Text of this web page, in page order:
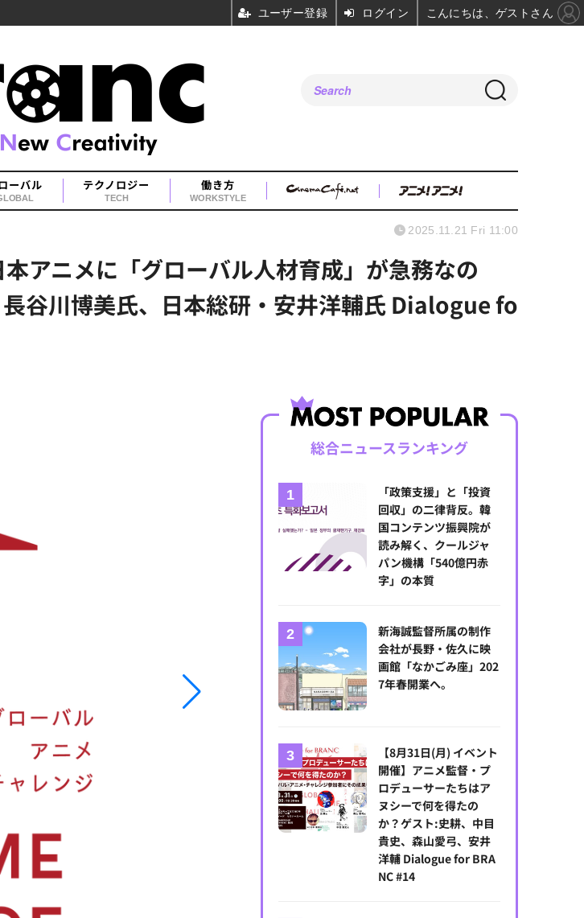
ーバル テクノロジー
TECH
働き方
WORKSTYLE
アニメに「グローバル人材育成」が急務なの
谷川博美氏、日本総研・安井洋輔氏 Dialogue fo
2025.11.21 Fri 11:00
総合ニュースランキング
「政策支援」と「投資
回収」の二律背反。韓
国コンテンツ振興院が
読み解く、クールジャ
パン機構「540億円赤
字」の本質
新海誠監督所属の制作
会社が長野・佐久に映
画館「なかごみ座」202
7年春開業へ。
【8月31日(月) イベント
開催】アニメ監督・プ
ロデューサーたちはア
ヌシーで何を得たの
か？ゲスト:史耕、中目
貴史、森山愛弓、安井
洋輔 Dialogue for BRA
NC #14
ユーザー登録 ログイン こんにちは、ゲストさん